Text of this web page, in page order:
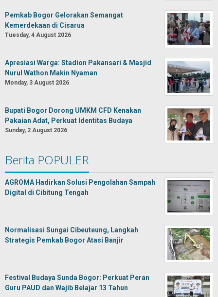
Pemkab Bogor Gelorakan Semangat
Kemerdekaan di Cisarua
Tuesday, 4 August 2026
Apresiasi Warga: Stadion Pakansari & Masjid
Nurul Wathon Makin Nyaman
Monday, 3 August 2026
Bupati Bogor Dorong UMKM CFD Kenakan
Pakaian Adat, Perkuat Identitas Budaya
Sunday, 2 August 2026
Berita POPULER
AGROMA Hadirkan Solusi Pengolahan Sampah
Digital di Cibitung Tengah
Normalisasi Sungai Cibeuteung, Langkah
Strategis Pemkab Bogor Atasi Banjir
Festival Budaya Sunda Bogor: Perkuat Peran
Guru PAUD dan Wajib Belajar 13 Tahun